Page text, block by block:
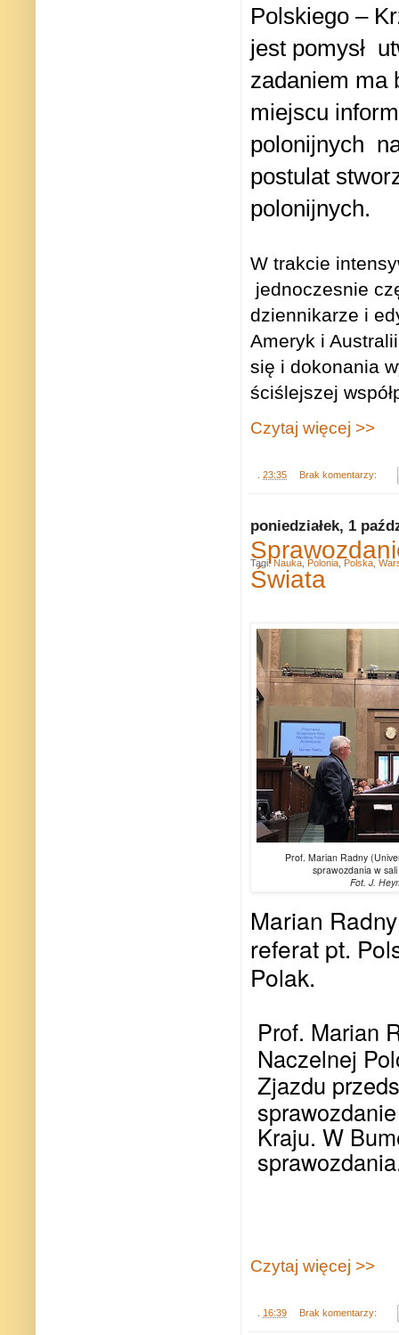
Polskiego –
jest pomysł
zadaniem ma
miejscu
polonijnych
postulat
polonijnych.
W trakcie
jednoczesnie
dziennikarze i
Ameryk i
się i dokonania
ściślejszej
Czytaj więcej >>
23:35 Brak komentarzy:
poniedziałek, 1
Świata
Prof. Marian Radny
sprawozdania w
Fot. J.
Marian
referat pt.
Polak.
Prof. Marian
Naczelnej
Zjazdu
Kraju. W
Czytaj więcej >>
16:39 Brak komentarzy:
Tagi: Nauka Polonia Polska